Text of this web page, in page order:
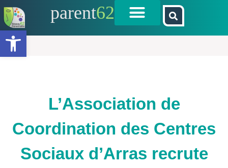
Ouvrir la barre d’outils
parent62
L’Association de
Coordination des Centres
Sociaux d’Arras recrute